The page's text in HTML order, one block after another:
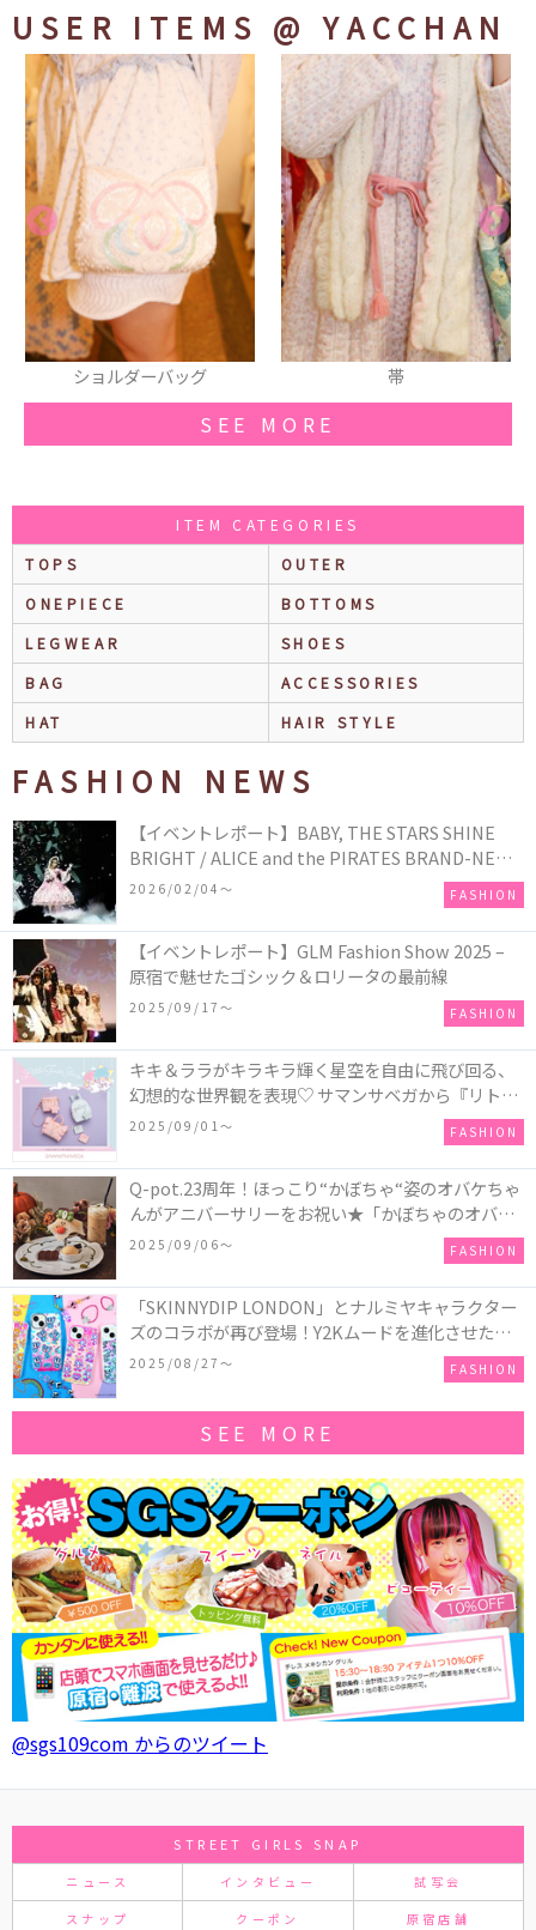
USER ITEMS @ YACCHAN
帯
SEE MORE
ITEM CATEGORIES
TOPS
OUTER
ONEPIECE
BOTTOMS
LEGWEAR
SHOES
BAG
ACCESSORIES
HAT
HAIR STYLE
FASHION NEWS
【イベントレポート】BABY, THE STARS SHINE
BRIGHT / ALICE and the PIRATES BRAND-NEW
COLLECTION in TOKYO
2026/02/04〜 FASHION
【イベントレポート】GLM Fashion Show 2025 –
原宿で魅せたゴシック＆ロリータの最前線
2025/09/17〜 FASHION
キキ＆ララがキラキラ輝く星空を自由に飛び回る、
幻想的な世界観を表現♡ サマンサベガから『リトル
ツインスターズ』50周年アニバーサリーイヤー』を
2025/09/01〜 FASHION
Q-pot.23周年！ほっこり“かぼちゃ“姿のオバケちゃ
んがアニバーサリーをお祝い★「かぼちゃのオバケ
ーキアクセサリー」が新発売！Q-pot CAFE.では
「かぼちゃのオバケーキプレート」も登場
2025/09/06〜 FASHION
「SKINNYDIP LONDON」とナルミヤキャラクター
ズのコラボが再び登場！Y2Kムードを進化させた新
作コレクションを発売♪
2025/08/27〜 FASHION
SEE MORE
@sgs109com からのツイート
STREET GIRLS SNAP
ニュース インタビュー 試写会
スナップ クーポン 原宿店舗